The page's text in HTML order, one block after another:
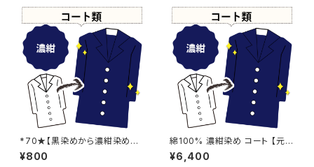
*70★【黒染めから濃紺染めに
変更】濃紺染め
¥800
綿100% 濃紺染め コート 【元
色：ブルー系 - 色あせあり】 -染
め直し[ネイビー - Navy]504-
¥6,400